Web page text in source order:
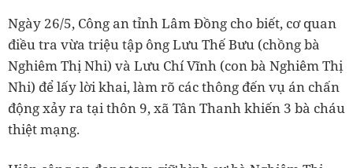
Ngày 26/5, Công an tỉnh Lâm Đồng cho biết, cơ quan
điều tra vừa triệu tập ông Lưu Thế Bưu (chồng bà
Nghiêm Thị Nhi) và Lưu Chí Vĩnh (con bà Nghiêm Thị
Nhi) để lấy lời khai, làm rõ các thông đến vụ án chấn
động xảy ra tại thôn 9, xã Tân Thanh khiến 3 bà cháu
thiệt mạng.